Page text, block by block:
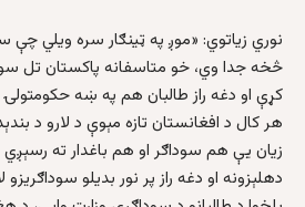
نوري زیاتوي: «موږ په ټینګار سره ویلي
څخه جدا وي، خو متاسفانه پاکستان تل
کړې او دغه راز طالبان هم په ښه
هر کال د افغانستان تازه مېوې د لارو د
زیان یې هم سوداګر او هم باغدار ته
دهلېزونه او دغه راز پر نور بدیلو